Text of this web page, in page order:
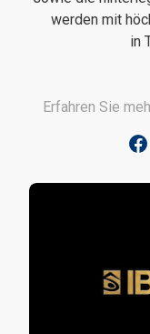
werden mit
in
Erfahren Sie